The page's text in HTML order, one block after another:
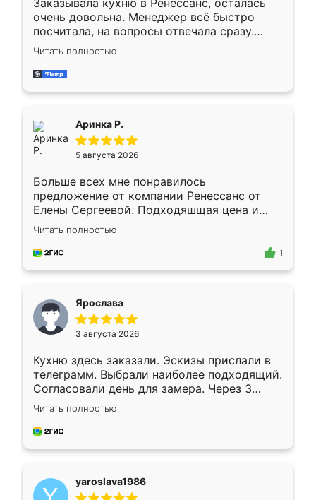
Заказывала кухню в Ренессанс, осталась
очень довольна. Менеджер всё быстро
посчитала, на вопросы отвечала сразу.
Замерщик приехал в субботу, подошёл к
делу со всей ответственностью. Собрали
за день, ребята работали аккуратно, даже
Читать полностью
Аринка Р.
5 августа 2026
Больше всех мне понравилось
предложение от компании Ренессанс от
Елены Сергеевой. Подходяшщая цена и
короткие сроки изготовления. Приехавший
для замера сотрудник Владислав
предложил по моему эскизу самый
Читать полностью
1
Ярослава
3 августа 2026
Кухню здесь заказали. Эскизы прислали в
телеграмм. Выбрали наиболее подходящий.
Согласовали день для замера. Через 3
недели кухня была уже готова. Остались
довольны работой. Спасибо Ренессанс
мебель за качественную работу!
Читать полностью
yaroslava1986